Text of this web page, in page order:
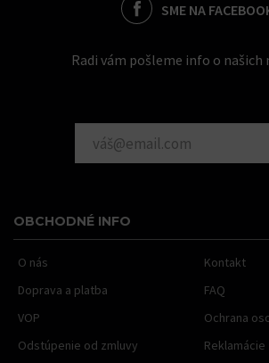
SME NA
Radi vám pošleme info o našich
OBCHODNÉ INFO
O nás
Kontakt
Doprava a platba
FAQ
VOP
Ochrana
Odstúpenie od zmluvy
Reklamácie